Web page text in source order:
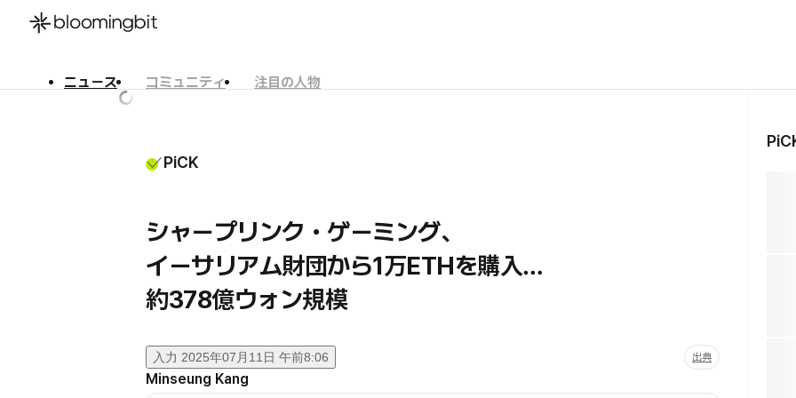
ニュース コミュニティ
注目の人物
PiCK
シャープリンク・ゲーミング、
イーサリアム財団から1万ETHを購入…
約378億ウォン規模
入力 2025年07月11日 午前8:06 出典
Minseung Kang